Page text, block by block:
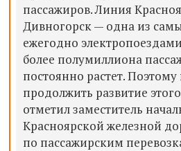
пассажиров. Линия
Дивногорск — одна из
ежегодно
более полумиллиона
постоянно растет.
продолжить развитие
отметил заместитель
Красноярской железной
по пассажирским